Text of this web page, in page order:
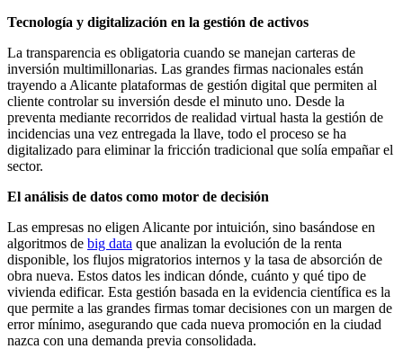
Tecnología y digitalización en la gestión de activos
La transparencia es obligatoria cuando se manejan carteras de
inversión multimillonarias. Las grandes firmas nacionales están
trayendo a Alicante plataformas de gestión digital que permiten al
cliente controlar su inversión desde el minuto uno. Desde la
preventa mediante recorridos de realidad virtual hasta la gestión de
incidencias una vez entregada la llave, todo el proceso se ha
digitalizado para eliminar la fricción tradicional que solía empañar el
sector.
El análisis de datos como motor de decisión
Las empresas no eligen Alicante por intuición, sino basándose en
algoritmos de big data que analizan la evolución de la renta
disponible, los flujos migratorios internos y la tasa de absorción de
obra nueva. Estos datos les indican dónde, cuánto y qué tipo de
vivienda edificar. Esta gestión basada en la evidencia científica es la
que permite a las grandes firmas tomar decisiones con un margen de
error mínimo, asegurando que cada nueva promoción en la ciudad
nazca con una demanda previa consolidada.